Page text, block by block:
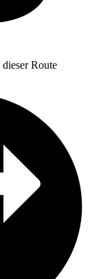
dieser Route